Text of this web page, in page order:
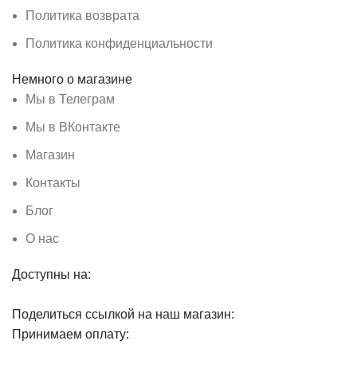
Политика возврата
Политика конфиденциальности
Немного о магазине
Мы в Телеграм
Мы в ВКонтакте
Магазин
Контакты
Блог
О нас
Доступны на:
Поделиться ссылкой на наш магазин:
Принимаем оплату: